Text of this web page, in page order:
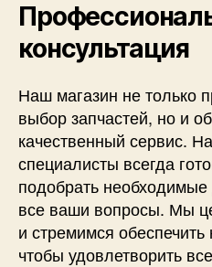
консультация
Наш магазин не только
выбор запчастей, но и
качественный сервис.
специалисты всегда
подобрать необходимые
все ваши вопросы. Мы
и стремимся
чтобы удовлетворить